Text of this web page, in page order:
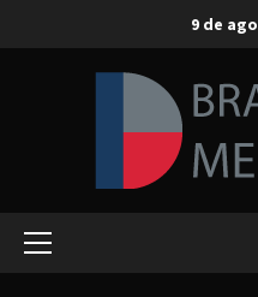
9 de
Primary